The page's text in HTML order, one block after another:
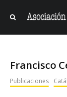
Francisco
Publicaciones